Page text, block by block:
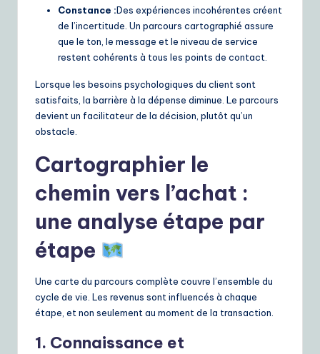
Constance :Des expériences incohérentes créent
de l’incertitude. Un parcours cartographié assure
que le ton, le message et le niveau de service
restent cohérents à tous les points de contact.
Lorsque les besoins psychologiques du client sont
satisfaits, la barrière à la dépense diminue. Le parcours
devient un facilitateur de la décision, plutôt qu’un
obstacle.
Cartographier le
chemin vers l’achat :
une analyse étape par
étape
Une carte du parcours complète couvre l’ensemble du
cycle de vie. Les revenus sont influencés à chaque
étape, et non seulement au moment de la transaction.
1. Connaissance et